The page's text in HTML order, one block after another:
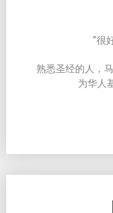
”很
熟悉圣经的人，
为华人